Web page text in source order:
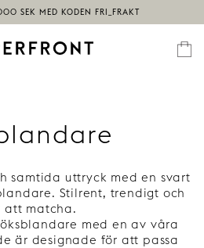
samtida uttryck med en svart
Stilrent, trendigt och
att matcha.
med en av våra
är designade för att passa